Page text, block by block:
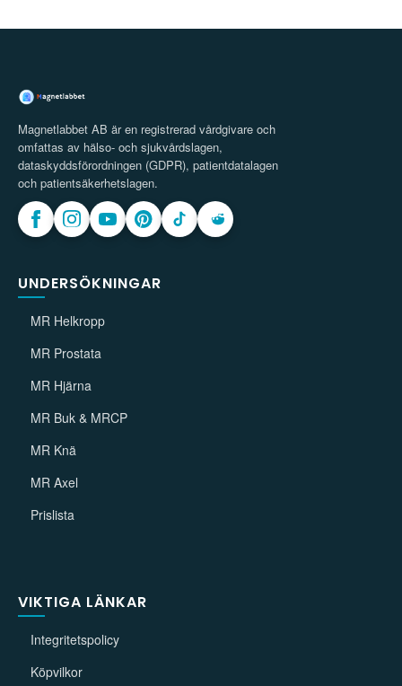
Magnetlabbet AB är en registrerad vårdgivare och
omfattas av hälso- och sjukvårdslagen,
dataskyddsförordningen (GDPR), patientdatalagen
och patientsäkerhetslagen.
UNDERSÖKNINGAR
MR Helkropp
MR Prostata
MR Hjärna
MR Buk & MRCP
MR Knä
MR Axel
Prislista
VIKTIGA LÄNKAR
Integritetspolicy
Köpvilkor